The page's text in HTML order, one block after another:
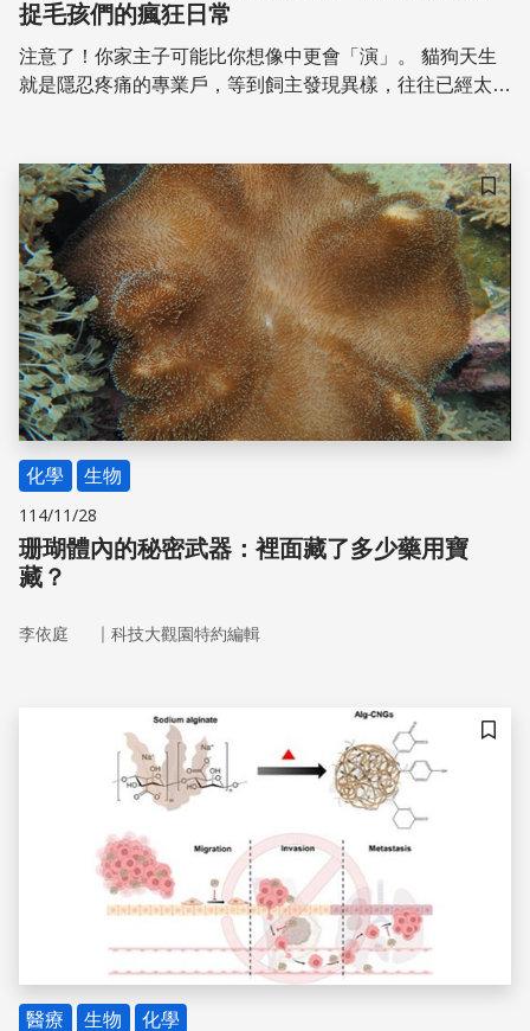
捉毛孩們的瘋狂日常
注意了！你家主子可能比你想像中更會「演」。 貓狗天生
就是隱忍疼痛的專業戶，等到飼主發現異樣，往往已經太
狂刷 300 張貓咪吃飯的照片，練就了「物件偵測」與「動
作辨識」的火眼金睛。 從模擬大腦視覺皮質的 CNN 運算，
到能捕捉瞬間動作的「行為報告」，這套技術讓攝影機不再
只是錄影，而是進化成能識別關節炎跛腳、分析睡眠品質的
AI 醫師。當科技疊加了「感性」，我們與毛孩的溝通暗
號，終於有了精準的數位轉譯。
儲存
化學 生物
114/11/28
珊瑚體內的秘密武器：裡面藏了多少藥用寶
藏？
李依庭 ｜ 科技大觀園特約編輯
儲存
醫療 生物 化學